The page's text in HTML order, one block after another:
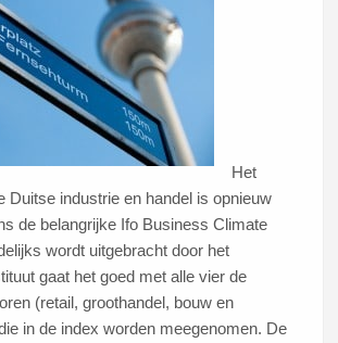
Het
Duitse industrie en handel is opnieuw
de belangrijke Ifo Business Climate
wordt uitgebracht door het
gaat het goed met alle vier de
(retail, groothandel, bouw en
in de index worden meegenomen. De